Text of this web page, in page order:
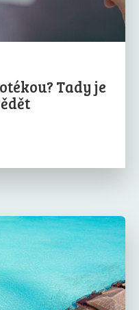
Tady je